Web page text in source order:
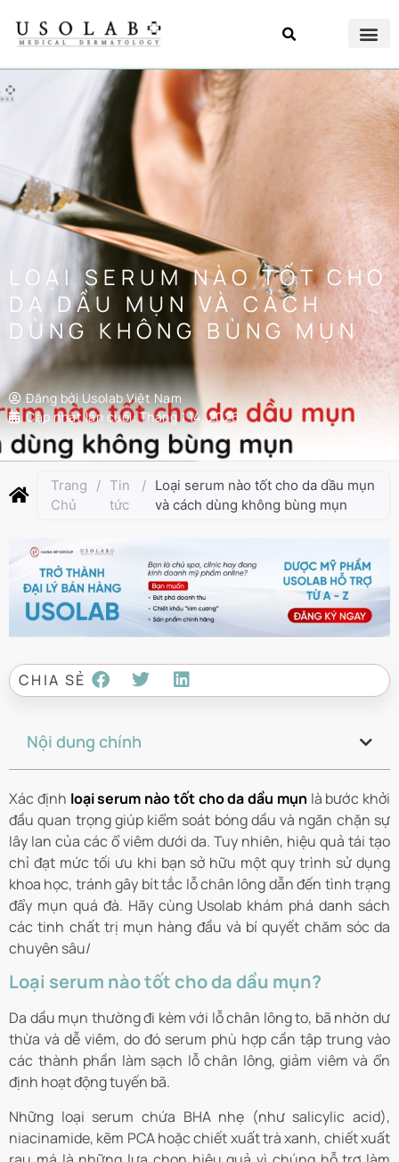
LOẠI SERUM NÀO TỐT CHO
DA DẦU MỤN VÀ CÁCH
DÙNG KHÔNG BÙNG MỤN
Đăng bởiUsolab Việt Nam
Cập nhật lần cuối:Tháng 1 14, 2026
Trang
Chủ
/ Tin
tức
/ Loại serum nào tốt cho da dầu mụn
và cách dùng không bùng mụn
CHIA SẺ
Nội dung chính
Xác định loại serum nào tốt cho da dầu mụn là bước khởi
đầu quan trọng giúp kiểm soát bóng dầu và ngăn chặn sự
lây lan của các ổ viêm dưới da. Tuy nhiên, hiệu quả tái tạo
chỉ đạt mức tối ưu khi bạn sở hữu một quy trình sử dụng
khoa học, tránh gây bít tắc lỗ chân lông dẫn đến tình trạng
đẩy mụn quá đà. Hãy cùng Usolab khám phá danh sách
các tinh chất trị mụn hàng đầu và bí quyết chăm sóc da
chuyên sâu/
Loại serum nào tốt cho da dầu mụn?
Da dầu mụn thường đi kèm với lỗ chân lông to, bã nhờn dư
thừa và dễ viêm, do đó serum phù hợp cần tập trung vào
các thành phần làm sạch lỗ chân lông, giảm viêm và ổn
định hoạt động tuyến bã.
Những loại serum chứa BHA nhẹ (như salicylic acid),
niacinamide, kẽm PCA hoặc chiết xuất trà xanh, chiết xuất